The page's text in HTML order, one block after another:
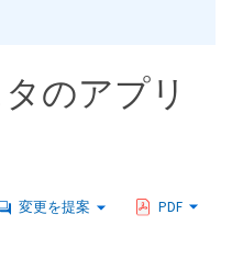
のアプリ
変更を提案 PDF